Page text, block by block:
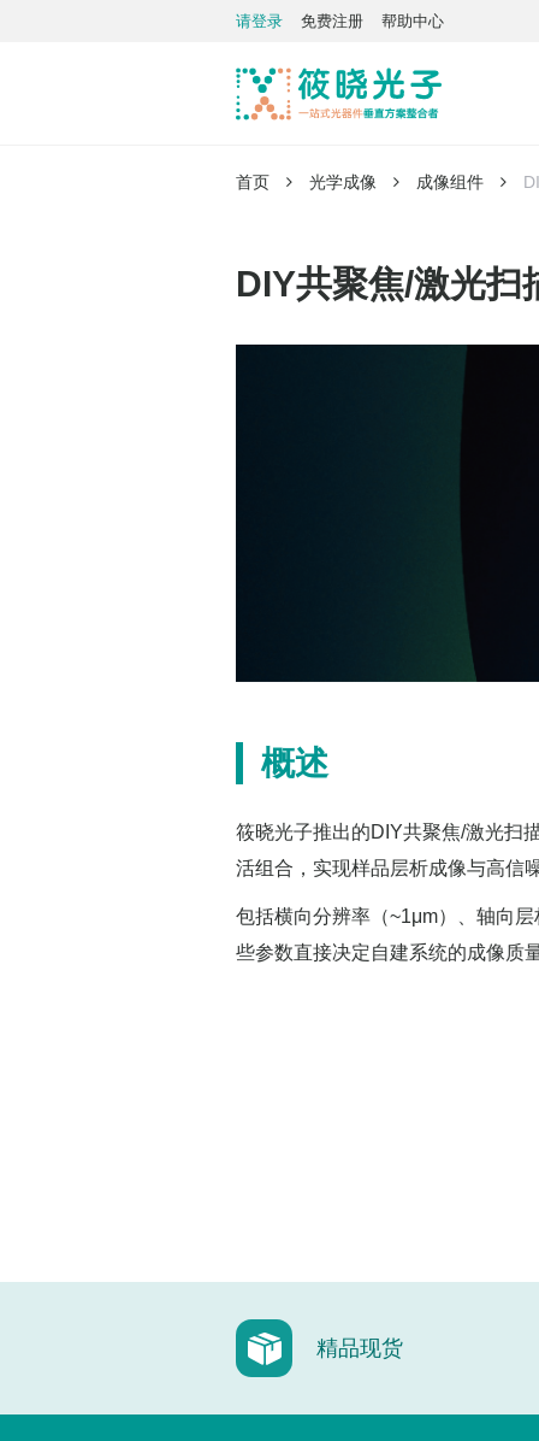
请登录 免费注册 帮助中心
首页 光学成像 成像组件
DIY共聚焦/激光扫
概述
筱晓光子推出的DIY共聚焦/激光扫
活组合，实现样品层析成像与高信
包括横向分辨率（~1μm）、轴向
些参数直接决定自建系统的成像质
精品现货